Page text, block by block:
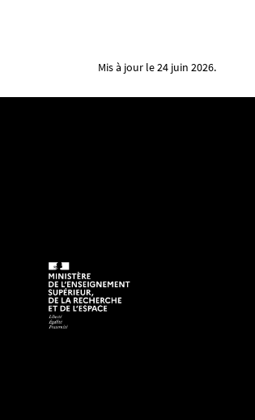
Mis à jour le 24 juin 2026.